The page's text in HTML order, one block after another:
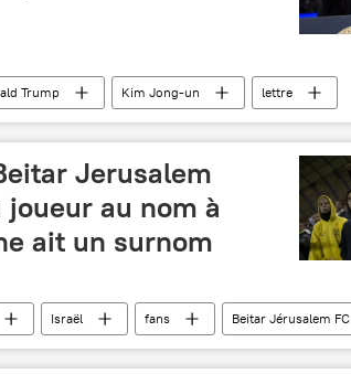
Trump Kim Jong-un
lettre
Jerusalem
joueur au nom à
ait un surnom
Israël fans Beitar Jérusalem FC